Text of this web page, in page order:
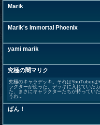
Marik
Marik's Immortal Phoenix
yami marik
究極の闇マリク
究極のキャラデッキ。それはYouTuberは
ラクターが使った、デッキに入れていた
た、まさにキャラクターたちが持ってい
うわ...
ばん！